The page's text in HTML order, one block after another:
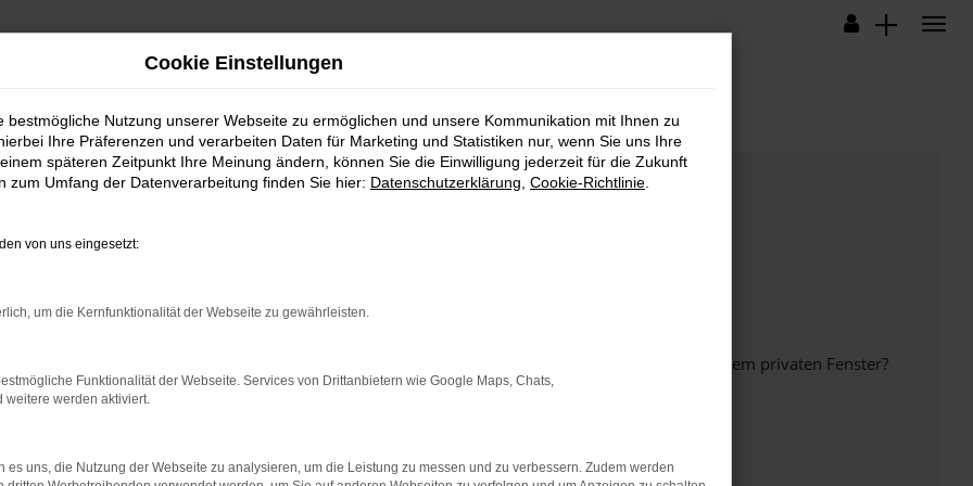
bestimmter Seiten verhindern. Funktioniert die Seite in einem anderen Browser oder in einem privaten Fenster?
beheben.
auf dem neuesten Stand sind.
kann auch dazu führen, dass bestimmte Funktionen nicht mehr unterstützt werden.
Cookie Einstellungen
bestmögliche Nutzung unserer Webseite zu ermöglichen und unsere Kommunikation mit Ihnen zu
Ihre Präferenzen und verarbeiten Daten für Marketing und Statistiken nur, wenn Sie uns Ihre
späteren Zeitpunkt Ihre Meinung ändern, können Sie die Einwilligung jederzeit für die Zukunft
zum Umfang der Datenverarbeitung finden Sie hier: Datenschutzerklärung Cookie-Richtlinie
von uns eingesetzt:
um die Kernfunktionalität der Webseite zu gewährleisten.
Funktionalität der Webseite. Services von Drittanbietern wie Google Maps, Chats,
weitere werden aktiviert.
es uns, die Nutzung der Webseite zu analysieren, um die Leistung zu messen und zu verbessern. Zudem werden